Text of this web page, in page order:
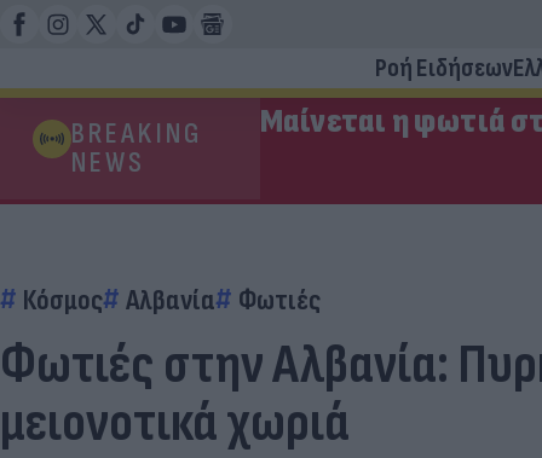
Ροή Ειδήσεων
BREAKING
NEWS
Μαίνεται η φωτιά
Κόσμος Αλβανία Φωτιές
Φωτιές στην Αλβανία:
μειονοτικά χωριά